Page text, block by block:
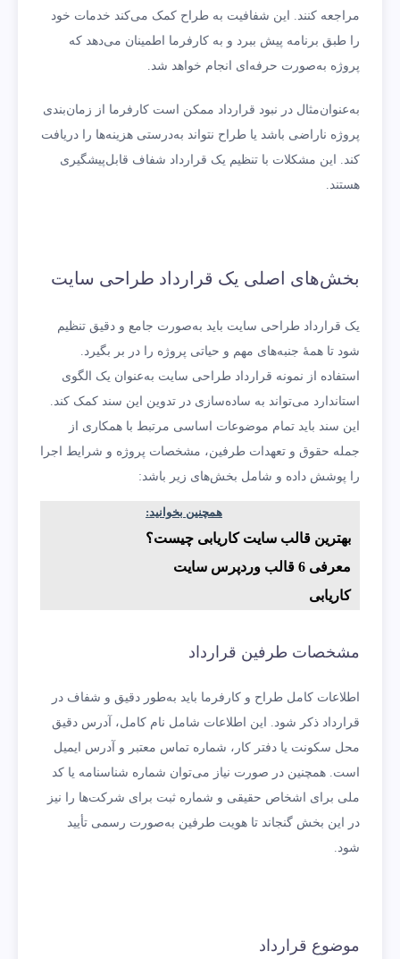
مراجعه کنند. این شفافیت به طراح کمک می‌کند خدمات خود
را طبق برنامه پیش ببرد و به کارفرما اطمینان می‌دهد که
پروژه به‌صورت حرفه‌ای انجام خواهد شد.
به‌عنوان‌مثال در نبود قرارداد ممکن است کارفرما از زمان‌بندی
پروژه ناراضی باشد یا طراح نتواند به‌درستی هزینه‌ها را دریافت
کند. این مشکلات با تنظیم یک قرارداد شفاف قابل‌پیشگیری
هستند.
بخش‌های اصلی یک قرارداد طراحی سایت
یک قرارداد طراحی سایت باید به‌صورت جامع و دقیق تنظیم
شود تا همۀ جنبه‌های مهم و حیاتی پروژه را در بر بگیرد.
استفاده از نمونه قرارداد طراحی سایت به‌عنوان یک الگوی
استاندارد می‌تواند به ساده‌سازی در تدوین این سند کمک کند.
این سند باید تمام موضوعات اساسی مرتبط با همکاری از
جمله حقوق و تعهدات طرفین، مشخصات پروژه و شرایط اجرا
را پوشش داده و شامل بخش‌های زیر باشد:
همچنین بخوانید:
بهترین قالب سایت کاریابی چیست؟
معرفی 6 قالب وردپرس سایت
کاریابی
مشخصات طرفین قرارداد
اطلاعات کامل طراح و کارفرما باید به‌طور دقیق و شفاف در
قرارداد ذکر شود. این اطلاعات شامل نام کامل، آدرس دقیق
محل سکونت یا دفتر کار، شماره تماس معتبر و آدرس ایمیل
است. همچنین در صورت نیاز می‌توان شماره شناسنامه یا کد
ملی برای اشخاص حقیقی و شماره ثبت برای شرکت‌ها را نیز
در این بخش گنجاند تا هویت طرفین به‌صورت رسمی تأیید
شود.
موضوع قرارداد